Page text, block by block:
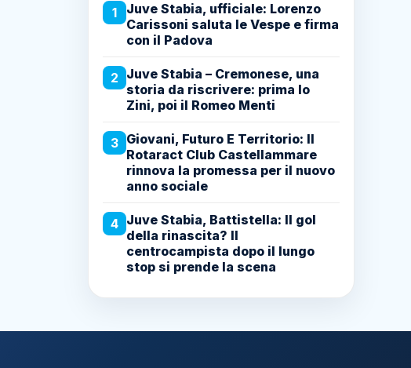
1
Juve Stabia, ufficiale: Lorenzo
Carissoni saluta le Vespe e firma
con il Padova
2 Juve Stabia – Cremonese, una
storia da riscrivere: prima lo
Zini, poi il Romeo Menti
3 Giovani, Futuro E Territorio: Il
Rotaract Club Castellammare
rinnova la promessa per il nuovo
anno sociale
4 Juve Stabia, Battistella: Il gol
della rinascita? Il
centrocampista dopo il lungo
stop si prende la scena